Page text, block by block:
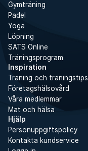
Gymträning
Padel
Yoga
Löpning
SATS Online
Träningsprogram
Inspiration
Träning och träningstips
Företagshälsovård
Våra medlemmar
Mat och hälsa
Hjälp
Personuppgiftspolicy
Kontakta kundservice